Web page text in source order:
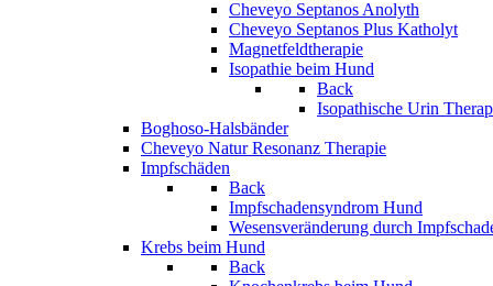
Cheveyo Septanos Anolyth
Cheveyo Septanos Plus Katholyt
Magnetfeldtherapie
Isopathie beim Hund
Back
Isopathische Urin
Boghoso-Halsbänder
Cheveyo Natur Resonanz Therapie
Impfschäden
Back
Impfschadensyndrom Hund
Wesensveränderung durch
Krebs beim Hund
Back